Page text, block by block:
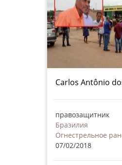
Carlos Antônio
правозащитник
Бразилия
Огнестрельное
07/02/2018